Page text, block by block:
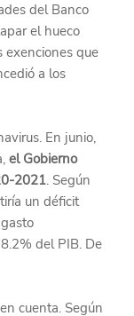
del Banco
el hueco
exenciones que
a los
En junio,
el Gobierno
2021. Según
un déficit
del PIB. De
cuenta. Según